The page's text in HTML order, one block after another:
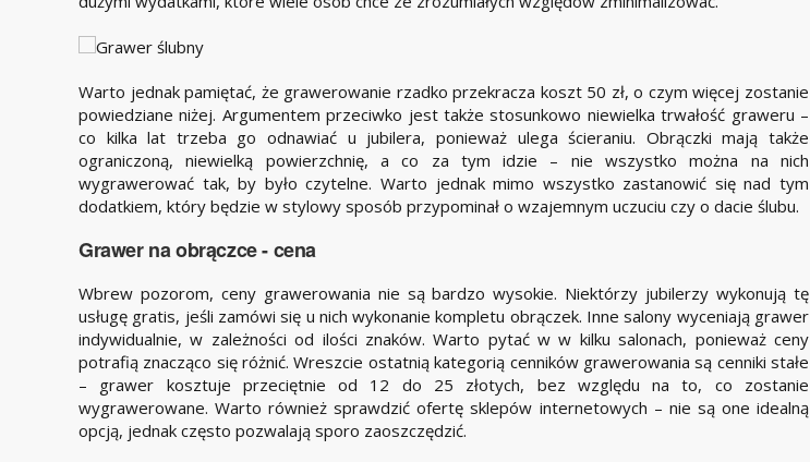
Warto jednak pamiętać, że grawerowanie rzadko przekracza koszt 50 zł, o czym więcej zostanie
powiedziane niżej. Argumentem przeciwko jest także stosunkowo niewielka trwałość graweru –
co kilka lat trzeba go odnawiać u jubilera, ponieważ ulega ścieraniu. Obrączki mają także
ograniczoną, niewielką powierzchnię, a co za tym idzie – nie wszystko można na nich
wygrawerować tak, by było czytelne. Warto jednak mimo wszystko zastanowić się nad tym
dodatkiem, który będzie w stylowy sposób przypominał o wzajemnym uczuciu czy o dacie ślubu.
Grawer na obrączce - cena
Wbrew pozorom, ceny grawerowania nie są bardzo wysokie. Niektórzy jubilerzy wykonują tę
usługę gratis, jeśli zamówi się u nich wykonanie kompletu obrączek. Inne salony wyceniają grawer
indywidualnie, w zależności od ilości znaków. Warto pytać w w kilku salonach, ponieważ ceny
potrafią znacząco się różnić. Wreszcie ostatnią kategorią cenników grawerowania są cenniki stałe
– grawer kosztuje przeciętnie od 12 do 25 złotych, bez względu na to, co zostanie
wygrawerowane. Warto również sprawdzić ofertę sklepów internetowych – nie są one idealną
opcją, jednak często pozwalają sporo zaoszczędzić.